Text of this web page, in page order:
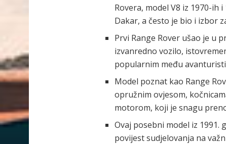
Rovera, model V8 iz 1970-ih
Dakar, a često je bio i izbor
Prvi Range Rover ušao je u
izvanredno vozilo,
popularnim među
Model poznat kao Range
opružnim ovjesom,
motorom, koji je snagu
Ovaj posebni model iz
povijest sudjelovanja na